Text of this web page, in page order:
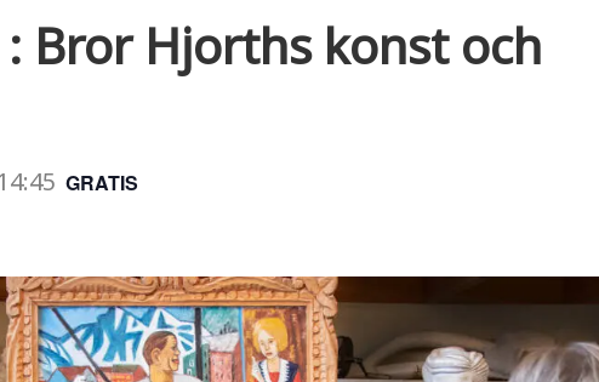
Bror Hjorths konst och
GRATIS